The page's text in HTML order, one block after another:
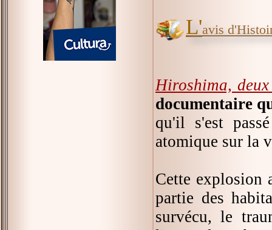
L'avis
Hiroshima,
documentaire
qu'il s'est
atomique sur la
Cette explosion
partie des
survécu, le